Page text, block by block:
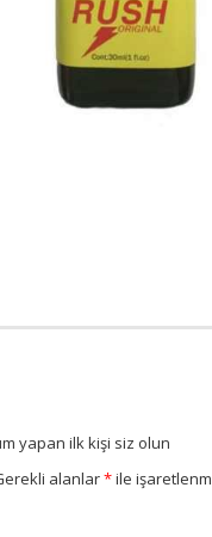
yapan ilk kişi siz olun
alanlar*ile